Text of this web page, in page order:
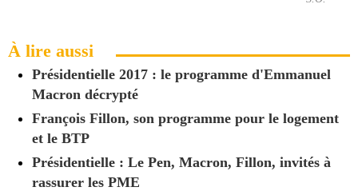
À lire aussi
Présidentielle 2017 : le programme d'Emmanuel
Macron décrypté
François Fillon, son programme pour le logement
et le BTP
Présidentielle : Le Pen, Macron, Fillon, invités à
rassurer les PME